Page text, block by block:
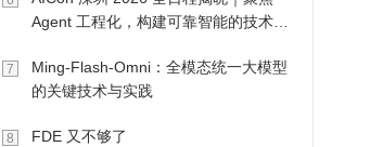
Agent 工程化，构建可靠智能的技术路
7
Ming-Flash-Omni：全模态统一大模型
的关键技术与实践
8 FDE 又不够了